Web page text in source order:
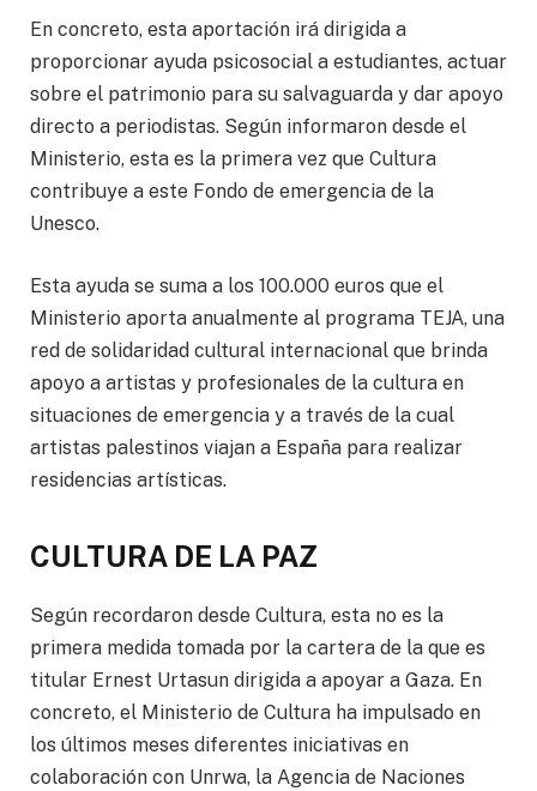
En concreto, esta aportación irá dirigida a
proporcionar ayuda psicosocial a estudiantes, actuar
sobre el patrimonio para su salvaguarda y dar apoyo
directo a periodistas. Según informaron desde el
Ministerio, esta es la primera vez que Cultura
contribuye a este Fondo de emergencia de la
Unesco.
Esta ayuda se suma a los 100.000 euros que el
Ministerio aporta anualmente al programa TEJA, una
red de solidaridad cultural internacional que brinda
apoyo a artistas y profesionales de la cultura en
situaciones de emergencia y a través de la cual
artistas palestinos viajan a España para realizar
residencias artísticas.
CULTURA DE LA PAZ
Según recordaron desde Cultura, esta no es la
primera medida tomada por la cartera de la que es
titular Ernest Urtasun dirigida a apoyar a Gaza. En
concreto, el Ministerio de Cultura ha impulsado en
los últimos meses diferentes iniciativas en
colaboración con Unrwa, la Agencia de Naciones